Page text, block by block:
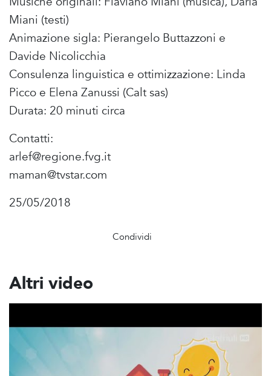
Miani (testi)
Animazione sigla: Pierangelo Buttazzoni e
Davide Nicolicchia
Consulenza linguistica e ottimizzazione: Linda
Picco e Elena Zanussi (Calt sas)
Durata: 20 minuti circa
Contatti:
arlef@regione.fvg.it
maman@tvstar.com
25/05/2018
Condividi
Altri video